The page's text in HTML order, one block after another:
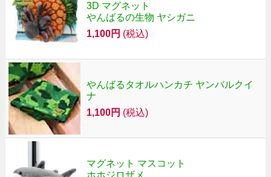
3D マグネット
やんばるの生物 ヤシガニ
1,100円 (税込)
やんばるタオルハンカチ ヤンバルクイ
ナ
1,100円 (税込)
マグネット マスコット